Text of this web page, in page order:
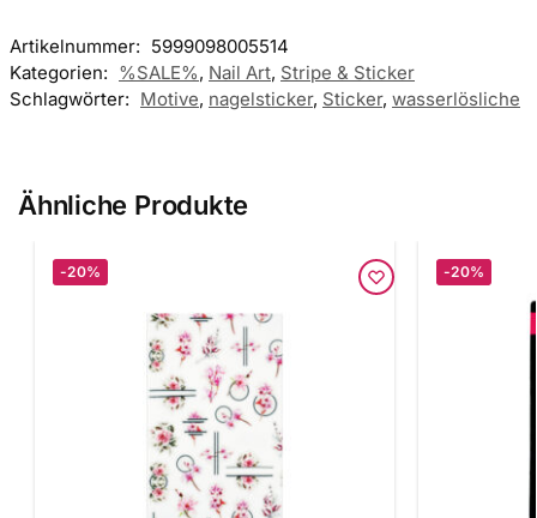
Artikelnummer: 5999098005514
Kategorien: %SALE%, Nail Art, Stripe & Sticker
Schlagwörter: Motive, nagelsticker, Sticker, wasserlösliche
Ähnliche Produkte
-20% -20%